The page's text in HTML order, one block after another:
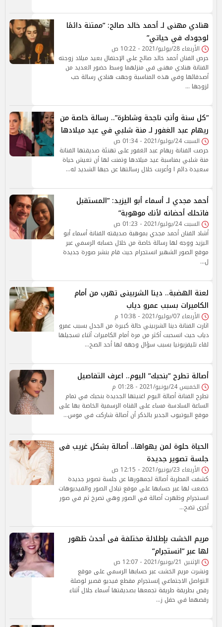
هنادي مهنى لـ أحمد خالد صالح: ”ممتنة دائمًا
لوجودك في حياتي”
الأربعاء 28/يوليو/2021 - 10:22 ص
حرص الفنان أحمد خالد صالح علي الإحتفال بعيد ميلاد زوجته
الفنانة هنادي مهنى في منزلهما وسط حضور العديد من
أصدقائها وفي هذه المناسبة وجهت هنادي رسالة حب
لزوجها …
”كل سنة وأنتِ ناجحة وشاطرة”.. رسالة خاصة من
ريهام عبد الغفور لـ منة شلبي في عيد ميلادها
السبت 24/يوليو/2021 - 01:34 ص
حرصت الفنانة ريهام عبد الغفور على تهنئة صديقتها الفنانة
منة شلبي بمناسبة عيد ميلادها وتمنت لها أن تعيش حياة
سعيدة دائم ا وأعربت خلال رسالتها عن حبها الشديد له…
أحمد مجدي لـ أسماء أبو اليزيد: ”المستقبل
فاتحلك أحضانه لأنك موهوبة”
السبت 24/يوليو/2021 - 01:23 ص
أشاد الفنان أحمد مجدي بموهبة صديقته الفنانة أسماء أبو
اليزيد ووجه لها رسالة خاصة من خلال حسابه الرسمي عبر
موقع الصور الشهير انستجرام حيث قام بنشر صورة جديدة
ل…
لعنة الهضبة.. دينا الشربينى تهرب من أمام
الكاميرات بسبب عمرو دياب
الأربعاء 07/يوليو/2021 - 10:38 م
اثارت الفنانة دينا الشربيني حالة كبيرة من الجدل بسبب عمرو
دياب حيث انسحبت أكثر من مرة أمام الكاميرات أثناء تسجيلها
لقاء تليفزيونيا بسبب سؤال وجهه لها أحد الصح…
أصالة تطرح ”بنحبك” اليوم.. اعرف التفاصيل
الخميس 24/يونيو/2021 - 01:28 م
تطرح الفنانة أصالة اليوم اغنيتها الجديدة بنحبك في تمام
الساعة السادسة مساء على القناه الرسمية الخاصة بها على
موقع اليوتيوب الجدير بالذكر أن أصالة شاركت في موس…
الحياة حلوة لمن يهواها.. أصالة بشكل غريب فى
جلسة تصوير جديدة
الأربعاء 23/يونيو/2021 - 12:15 ص
كشفت المطربة أصالة لجمهورها عن جلسة تصوير جديدة
خضعت لها عبر حسابها علي موقع تبادل الصور والفيديوهات
انستجرام وظهرت أصالة في الصور وهي تصرخ ثم في صور
أخرى تضح…
مريم الخشت بإطلالة مختلفة فى أحدث ظهور
لها عبر ”انستجرام”
الإثنين 21/يونيو/2021 - 12:07 ص
ونشرت مريم الخشت عبر حسابها الرسمي على موقع
التواصل الاجتماعي إنستجرام مقطع فيديو قصير لوصلة
رقص بطريقة طريفة تجمعها بصديقتها أسماء جلال أثناء
رقصهما في حفل ز…